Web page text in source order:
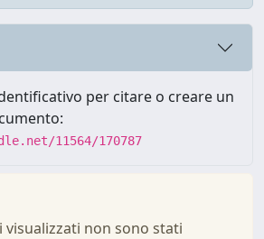
per citare o creare un
11564/170787
visualizzati non sono stati